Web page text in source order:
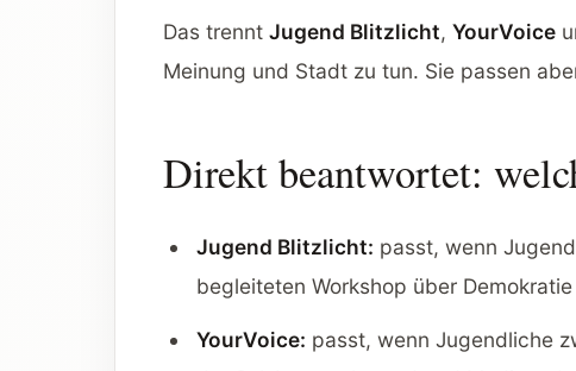
Das trennt Jugend Blitzlicht, YourVoice
Meinung und Stadt zu tun. Sie passen
Direkt beantwortet:
Jugend Blitzlicht: passt, wenn
begleiteten Workshop über
YourVoice: passt, wenn Jugendliche